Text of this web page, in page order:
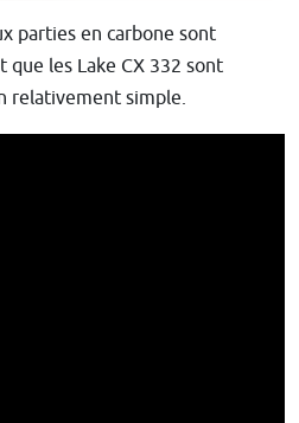
parties en carbone sont
les Lake CX 332 sont
relativement simple.